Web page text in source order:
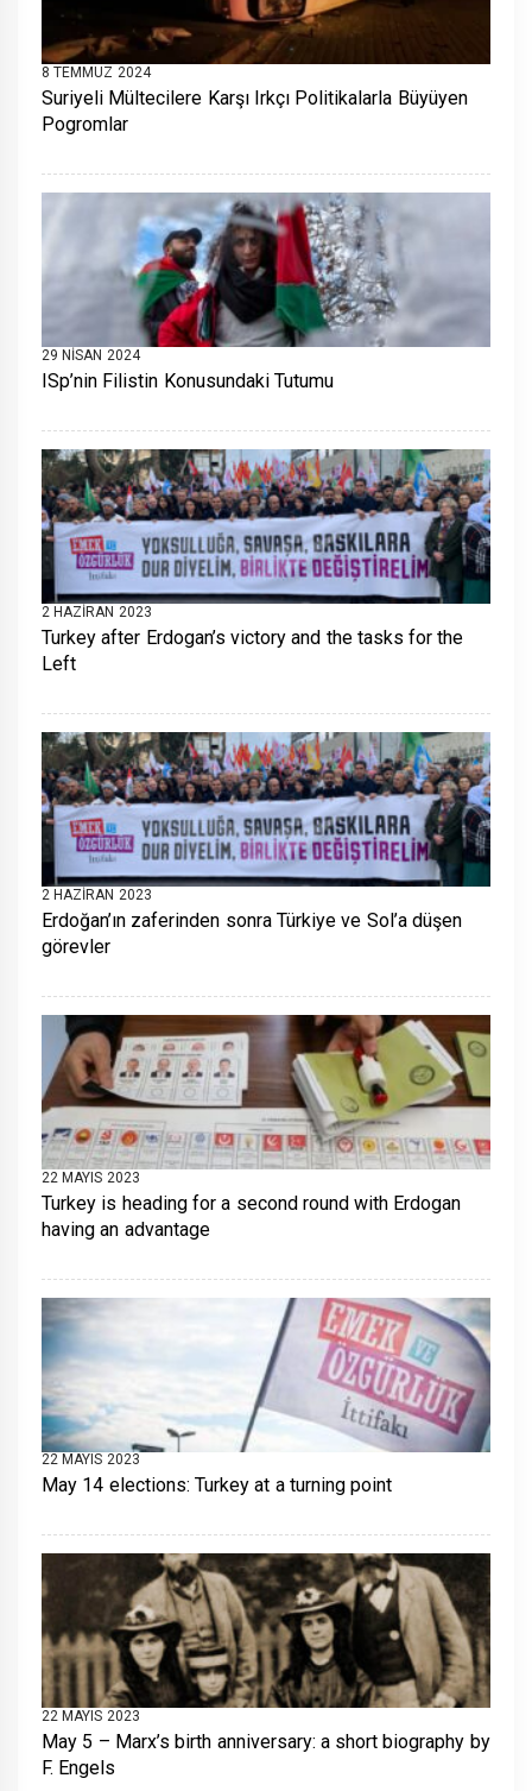
8 TEMMUZ 2024
Suriyeli Mültecilere Karşı Irkçı Politikalarla Büyüyen
Pogromlar
29 NISAN 2024
ISp’nin Filistin Konusundaki Tutumu
2 HAZIRAN 2023
Turkey after Erdogan’s victory and the tasks for the
Left
2 HAZIRAN 2023
Erdoğan’ın zaferinden sonra Türkiye ve Sol’a düşen
görevler
22 MAYIS 2023
Turkey is heading for a second round with Erdogan
having an advantage
22 MAYIS 2023
May 14 elections: Turkey at a turning point
22 MAYIS 2023
May 5 – Marx’s birth anniversary: a short biography by
F. Engels